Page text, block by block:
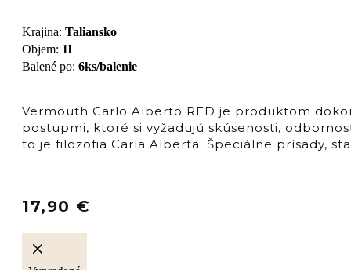
Krajina: Taliansko
Objem: 1l
Balené po: 6ks/balenie
Vermouth Carlo Alberto RED je produktom
postupmi, ktoré si vyžadujú skúsenosti,
to je filozofia Carla Alberta. Špeciálne prísady,
17,90 €